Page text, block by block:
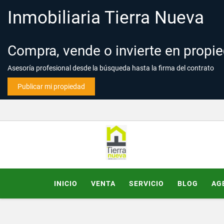
Inmobiliaria Tierra Nueva
Compra, vende o invierte en
Asesoría profesional desde la búsqueda hasta la firma del contrato
Publicar mi propiedad
INICIO VENTA SERVICIO BLOG